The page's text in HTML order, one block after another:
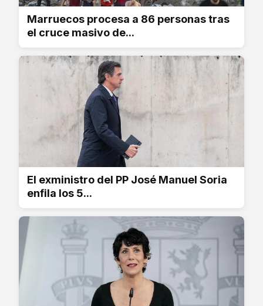
Marruecos procesa a 86 personas tras
el cruce masivo de...
El exministro del PP José Manuel Soria
enfila los 5...